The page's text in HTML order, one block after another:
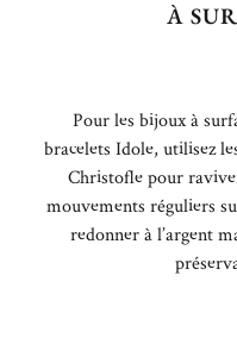
À
Pour les bijoux à
bracelets Idole, utilisez
Christofle pour
mouvements réguliers
redonner à l’argent